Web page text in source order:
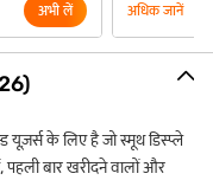
अभी लें अधिक जानें
के लिए है जो स्मूथ डिस्प्ले
पहली बार खरीदने वालों और